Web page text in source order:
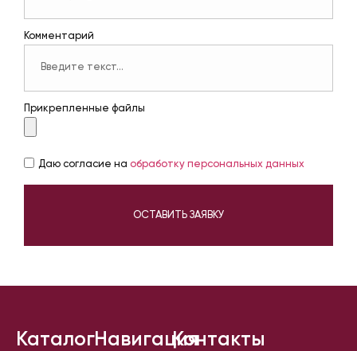
Комментарий
Прикрепленные файлы
Даю согласие на обработку персональных данных
ОСТАВИТЬ ЗАЯВКУ
КаталогНавигацияКонтакты